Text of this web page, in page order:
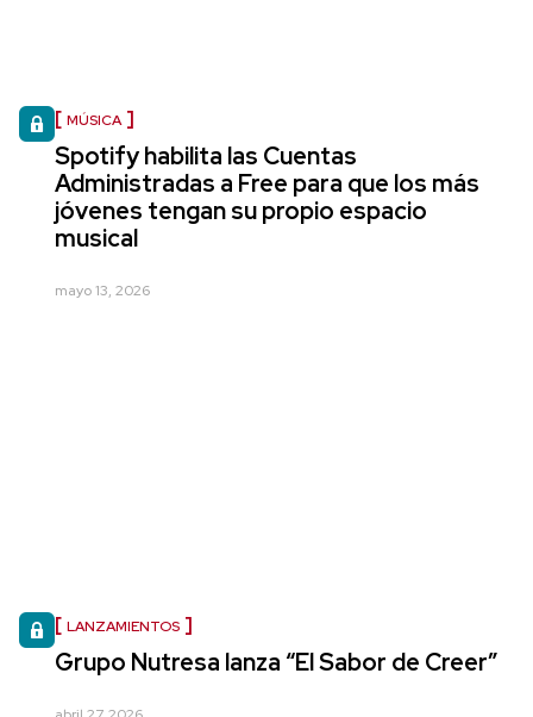
MÚSICA
Spotify habilita las Cuentas
Administradas a Free para que los más
jóvenes tengan su propio espacio
musical
mayo 13, 2026
LANZAMIENTOS
Grupo Nutresa lanza “El Sabor de Creer”